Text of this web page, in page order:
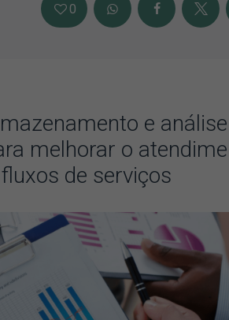
0
e análise
melhorar o
de serviços